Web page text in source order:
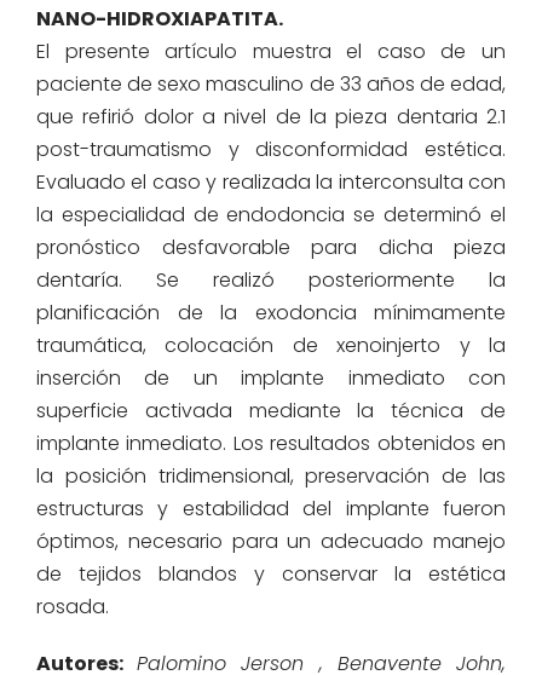
NANO-HIDROXIAPATITA.
El presente artículo muestra el caso de un
paciente de sexo masculino de 33 años de edad,
que refirió dolor a nivel de la pieza dentaria 2.1
post-traumatismo y disconformidad estética.
Evaluado el caso y realizada la interconsulta con
la especialidad de endodoncia se determinó el
pronóstico desfavorable para dicha pieza
dentaría. Se realizó posteriormente la
planificación de la exodoncia mínimamente
traumática, colocación de xenoinjerto y la
inserción de un implante inmediato con
superficie activada mediante la técnica de
implante inmediato. Los resultados obtenidos en
la posición tridimensional, preservación de las
estructuras y estabilidad del implante fueron
óptimos, necesario para un adecuado manejo
de tejidos blandos y conservar la estética
rosada.
Autores: Palomino Jerson , Benavente John,